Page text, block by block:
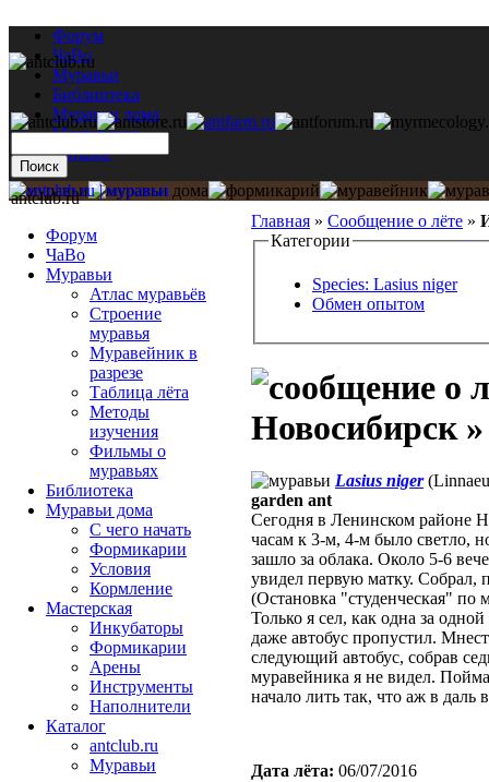
Форум
ЧаВо
Муравьи
Библиотека
Муравьи дома
Мастерская
Каталог
Главная » Сообщение о лёте »
Категории
Species: Lasius niger
Обмен опытом
Новосибирск
Lasius niger
garden ant
Сегодня в Ленинском районе
часам к 3-м, 4-м было светло,
зашло за облака. Около 5-6
увидел первую матку. Собрал,
(Остановка "студенческая" по
Только я сел, как одна за
даже автобус пропустил.
следующий автобус, собрав
муравейника я не видел.
начало лить так, что аж в даль
Дата лёта: 06/07/2016
antclub.ru
Форум
ЧаВо
Муравьи
Атлас муравьёв
Строение
муравья
Муравейник в
разрезе
Таблица лёта
Методы
изучения
Фильмы о
муравьях
Библиотека
Муравьи дома
С чего начать
Формикарии
Условия
Кормление
Мастерская
Инкубаторы
Формикарии
Арены
Инструменты
Наполнители
Каталог
antclub.ru
Муравьи